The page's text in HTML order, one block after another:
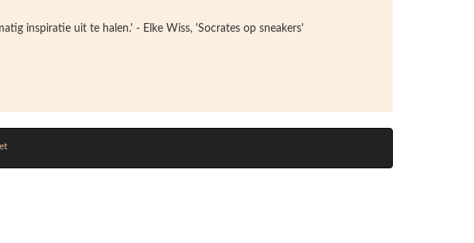
inspiratie uit te halen.' - Elke Wiss, 'Socrates op sneakers'